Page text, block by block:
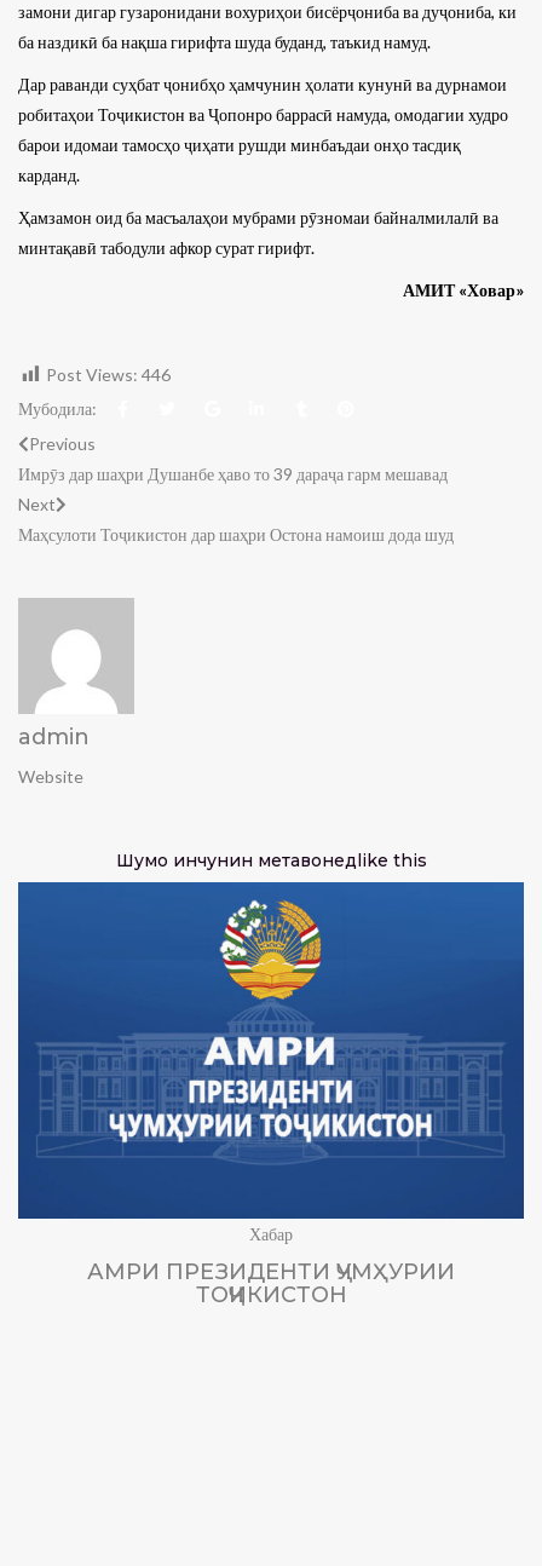
замони дигар гузаронидани вохуриҳои бисёрҷониба ва дуҷониба, ки
ба наздикӣ ба нақша гирифта шуда буданд, таъкид намуд.
Дар раванди суҳбат ҷонибҳо ҳамчунин ҳолати кунунӣ ва дурнамои
робитаҳои Тоҷикистон ва Ҷопонро баррасӣ намуда, омодагии худро
барои идомаи тамосҳо ҷиҳати рушди минбаъдаи онҳо тасдиқ
карданд.
Ҳамзамон оид ба масъалаҳои мубрами рӯзномаи байналмилалӣ ва
минтақавӣ табодули афкор сурат гирифт.
АМИТ «Ховар»
Post Views: 446
Мубодила:
Previous
Имрӯз дар шаҳри Душанбе ҳаво то 39 дараҷа гарм мешавад
Next
Маҳсулоти Тоҷикистон дар шаҳри Остона намоиш дода шуд
admin
Website
Шумо инчунин метавонедlike this
Хабар
АМРИ ПРЕЗИДЕНТИ ҶУМҲУРИИ
ТОҶИКИСТОН